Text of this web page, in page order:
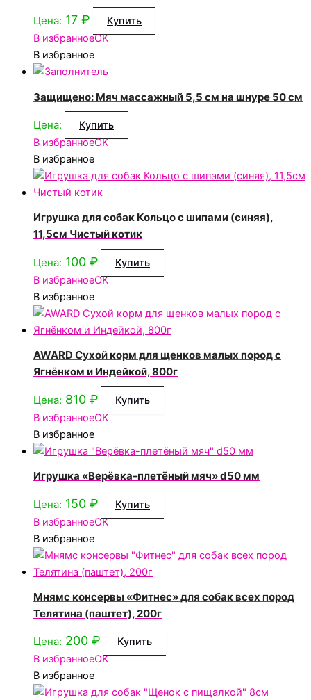
Цена: 17 ₽
Купить
В избранноеOK
В избранное
Защищено: Мяч массажный 5,5 см на шнуре 50 см
Цена:
Купить
В избранноеOK
В избранное
Игрушка для собак Кольцо с шипами (синяя),
11,5см Чистый котик
Цена: 100 ₽
Купить
В избранноеOK
В избранное
AWARD Сухой корм для щенков малых пород с
Ягнёнком и Индейкой, 800г
Цена: 810 ₽
Купить
В избранноеOK
В избранное
Игрушка «Верёвка-плетёный мяч» d50 мм
Цена: 150 ₽
Купить
В избранноеOK
В избранное
Мнямс консервы «Фитнес» для собак всех пород
Телятина (паштет), 200г
Цена: 200 ₽
Купить
В избранноеOK
В избранное